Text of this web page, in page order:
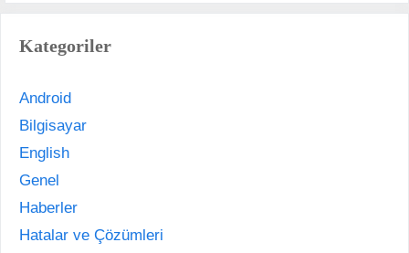
Kategoriler
Android
Bilgisayar
English
Genel
Haberler
Hatalar ve Çözümleri